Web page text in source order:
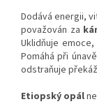
Dodává energii,
považován za
Uklidňuje
Pomáhá při
odstraňuje
Etiopský opál